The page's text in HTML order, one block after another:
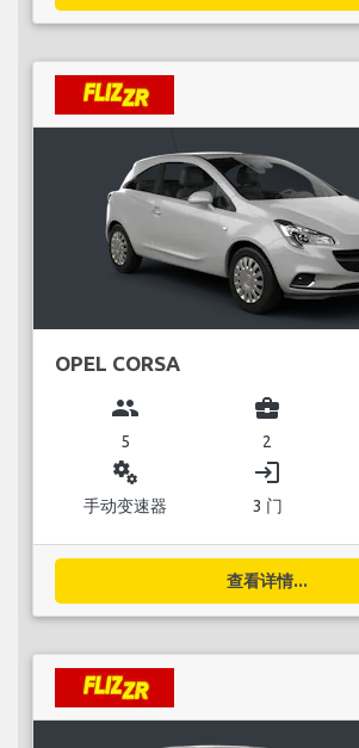
OPEL CORSA
group
5
business_center
2
miscellaneous_services
手动变速器
login
3 门
查看详情...